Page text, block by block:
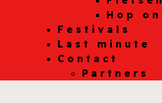
Hop
Festivals
Last minute
Contact
Partners